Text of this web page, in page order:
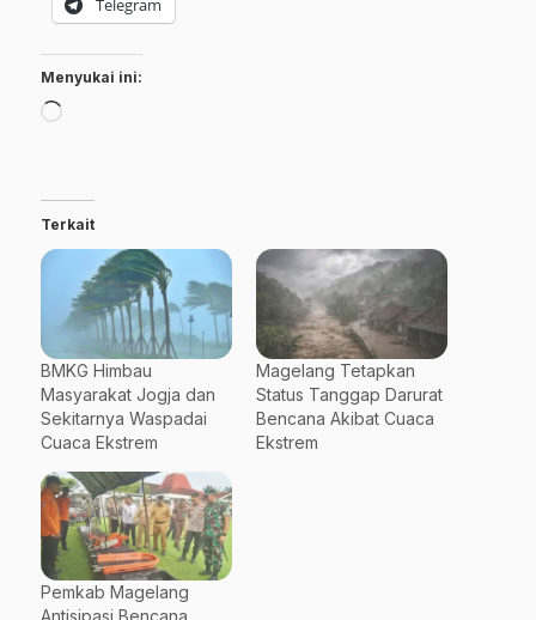
Telegram
Menyukai ini:
Memuat...
Terkait
BMKG Himbau
Masyarakat Jogja dan
Sekitarnya Waspadai
Cuaca Ekstrem
Magelang Tetapkan
Status Tanggap Darurat
Bencana Akibat Cuaca
Ekstrem
Pemkab Magelang
Antisipasi Bencana